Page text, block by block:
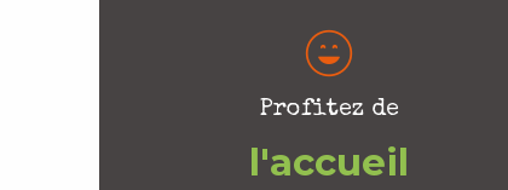
Profitez de
l'accueil